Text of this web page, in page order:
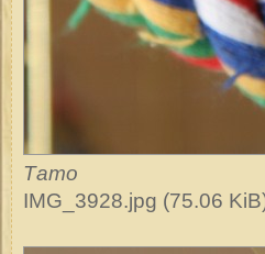
Тато
IMG_3928.jpg (75.06